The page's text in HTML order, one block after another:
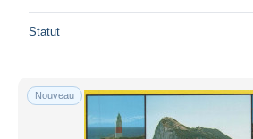
Statut
Nouveau